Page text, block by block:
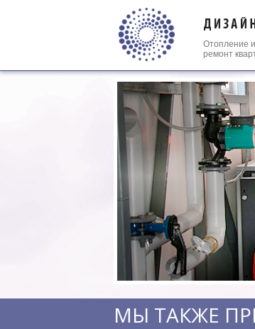
Отопление и
ремонт
МЫ ТАКЖЕ